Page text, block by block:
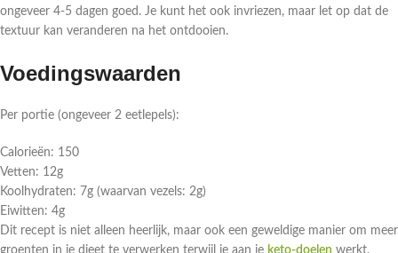
ongeveer 4-5 dagen goed. Je kunt het ook invriezen, maar let op dat de
textuur kan veranderen na het ontdooien.
Voedingswaarden
Per portie (ongeveer 2 eetlepels):
Calorieën: 150
Vetten: 12g
Koolhydraten: 7g (waarvan vezels: 2g)
Eiwitten: 4g
Dit recept is niet alleen heerlijk, maar ook een geweldige manier om meer
groenten in je dieet te verwerken terwijl je aan je keto-doelen werkt.